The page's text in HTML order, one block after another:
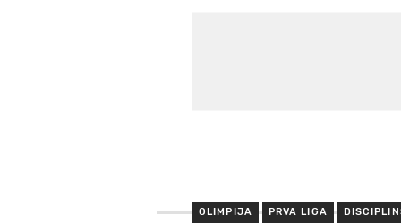
OLIMPIJA PRVA LIGA